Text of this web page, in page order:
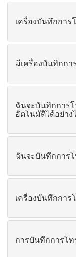
เครื่องบันทึกกา
มีเครื่องบันทึกกา
ฉันจะบันทึกการ
อัตโนมัติได้อย่าง
ฉันจะบันทึกการโ
เครื่องบันทึกการ
การบันทึกการโ